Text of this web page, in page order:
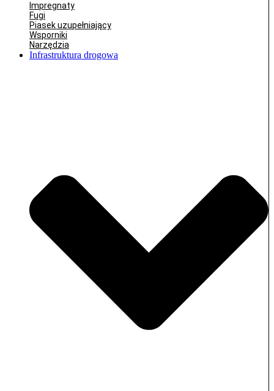
Impregnaty
Fugi
Piasek uzupełniający
Wsporniki
Narzędzia
Infrastruktura drogowa